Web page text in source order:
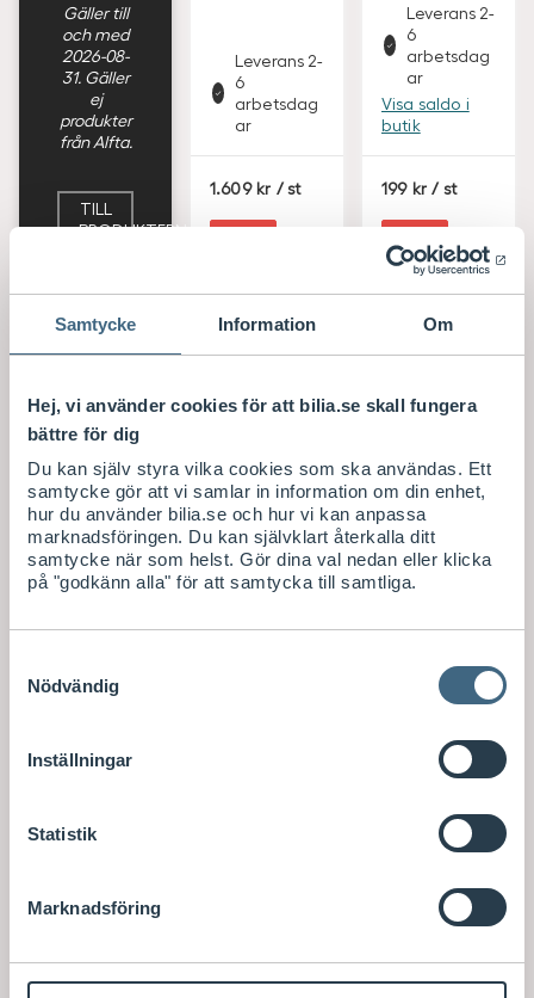
Samtycke Information Om
Hej, vi använder cookies för att bilia.se skall fungera
bättre för dig
Du kan själv styra vilka cookies som ska användas. Ett
samtycke gör att vi samlar in information om din enhet,
hur du använder bilia.se och hur vi kan anpassa
marknadsföringen. Du kan självklart återkalla ditt
samtycke när som helst. Gör dina val nedan eller klicka
på "godkänn alla" för att samtycka till samtliga.
Nödvändig
Inställningar
Statistik
Marknadsföring
Gäller till
och med
2026-08-
31. Gäller
ej
produkter
från Alfta.
TILL
PRODUKTERNA
Leverans 2-
6
arbetsdag
ar
1.609 S
K
/ st
Leverans 2-
6
arbetsdag
ar
Visa saldo i
butik
199 S
K
/ st
Köp
Batteriladdart
illbehör
SmartCharg
e 12V Mini
Laddningska
bel
arbetsdag
269S / st